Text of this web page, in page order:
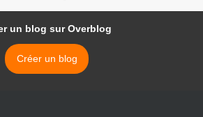
un blog sur Overblog
Créer un blog